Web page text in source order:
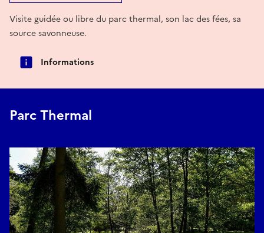
Visite guidée ou libre du parc thermal, son lac des fées, sa
source savonneuse.
Informations
Parc Thermal